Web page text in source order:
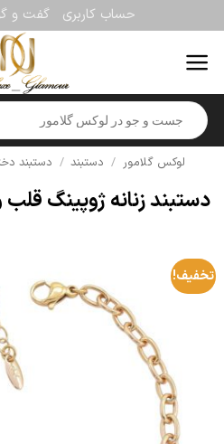
to
content
حساب کاربری گفت و
Products
search
لوکس گلامور / دستبند / دستبند
دستبند زنانه ژوپینگ
تخفیف!